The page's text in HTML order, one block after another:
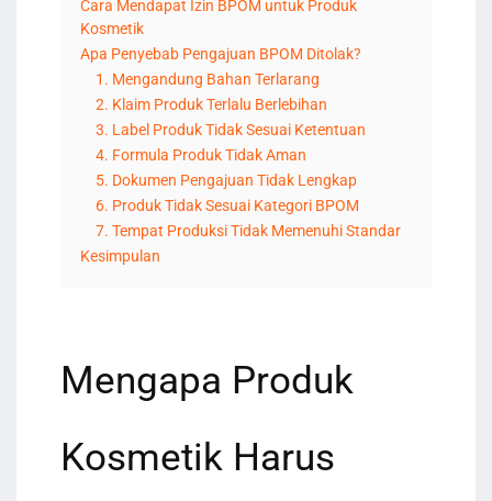
Cara Mendapat Izin BPOM untuk Produk
Kosmetik
Apa Penyebab Pengajuan BPOM Ditolak?
1. Mengandung Bahan Terlarang
2. Klaim Produk Terlalu Berlebihan
3. Label Produk Tidak Sesuai Ketentuan
4. Formula Produk Tidak Aman
5. Dokumen Pengajuan Tidak Lengkap
6. Produk Tidak Sesuai Kategori BPOM
7. Tempat Produksi Tidak Memenuhi Standar
Kesimpulan
Mengapa Produk
Kosmetik Harus